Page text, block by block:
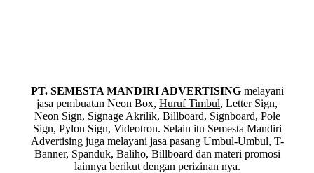
PT. SEMESTA MANDIRI ADVERTISINGmelayani
jasa pembuatan Neon Box, Huruf Timbul, Letter Sign,
Neon Sign, Signage Akrilik, Billboard, Signboard, Pole
Sign, Pylon Sign, Videotron. Selain itu Semesta Mandiri
Advertising juga melayani jasa pasang Umbul-Umbul, T-
Banner, Spanduk, Baliho, Billboard dan materi promosi
lainnya berikut dengan perizinan nya.